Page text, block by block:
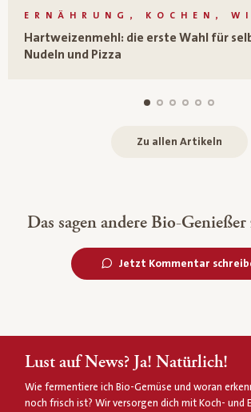
ERNÄHRUNG, KOCHEN,
Hartweizenmehl: die erste Wahl für
Nudeln und Pizza
Zu allen Artikeln
Das sagen andere Bio-
Jetzt Kommentar
Lust auf News? Ja! Natürlich!
Wie fermentiere ich Bio-Gemüse und woran
noch frisch ist? Wir versorgen dich mit Koch- und